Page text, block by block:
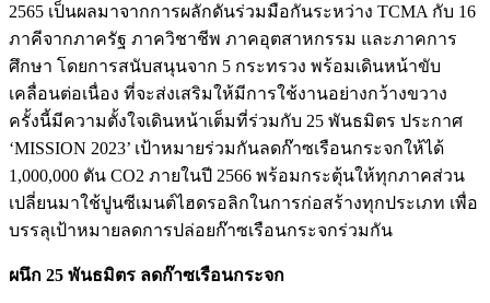
2565 เป็นผลมาจากการผลักดันร่วมมือกันระหว่าง TCMA กับ 16
ภาคีจากภาครัฐ ภาควิชาชีพ ภาคอุตสาหกรรม และภาคการ
ศึกษา โดยการสนับสนุนจาก 5 กระทรวง พร้อมเดินหน้าขับ
เคลื่อนต่อเนื่อง ที่จะส่งเสริมให้มีการใช้งานอย่างกว้างขวาง
ครั้งนี้มีความตั้งใจเดินหน้าเต็มที่ร่วมกับ 25 พันธมิตร ประกาศ
‘MISSION 2023’ เป้าหมายร่วมกันลดก๊าซเรือนกระจกให้ได้
1,000,000 ตัน CO2 ภายในปี 2566 พร้อมกระตุ้นให้ทุกภาคส่วน
เปลี่ยนมาใช้ปูนซีเมนต์ไฮดรอลิกในการก่อสร้างทุกประเภท เพื่อ
บรรลุเป้าหมายลดการปล่อยก๊าซเรือนกระจกร่วมกัน
ผนึก 25 พันธมิตร ลดก๊าซเรือนกระจก